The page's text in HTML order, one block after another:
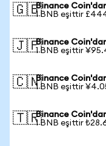
🇬🇧Binance
1 BNB eşittir
🇯🇵Binance
1 BNB eşittir
🇨🇳Binance
1 BNB eşittir
🇹🇷Binance
1 BNB eşittir